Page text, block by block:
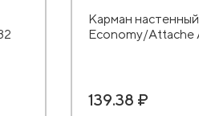
Карман
Economy/Attache
139.38 ₽